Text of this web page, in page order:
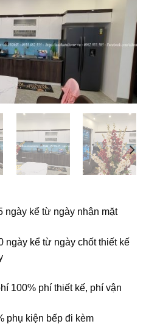
ngày kể từ ngày nhận mặt
ngày kể từ ngày chốt thiết kế
100% phí thiết kế, phí vận
phụ kiện bếp đi kèm